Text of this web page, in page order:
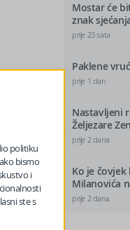
jugu
Mostar će
znak
prije 23 sata
Paklene
prije 1 dan
Nastavljeni
Željezare
prije 2 dana
Ko je
Milanovića
prije 2 dana
politiku
bismo
i
ste s